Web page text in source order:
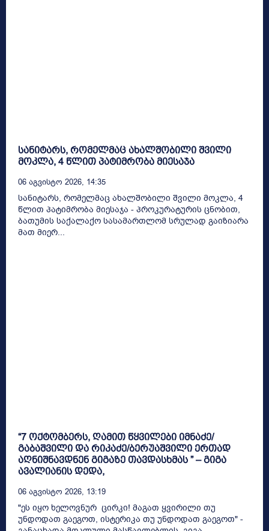
სანიტარს, რომელმაც ახალშობილი შვილი
მოკლა, 4 წლით პატიმრობა მიესაჯა
06 Აგვისტო 2026, 14:35
სანიტარს, რომელმაც ახალშობილი შვილი მოკლა, 4
წლით პატიმრობა მიესაჯა - პროკურატურის ცნობით,
ბათუმის საქალაქო სასამართლომ სრულად გაიზიარა
მათ მიერ...
“7 ოქტომბერს, ღამით წყვილები იმნაძე/
გაბაშვილი და რიკაძე/ბერუაშვილი ერთად
აღნიშნავდნენ გიგაზე თავდასხმას ” – გიგა
ავალიანის დედა,
06 Აგვისტო 2026, 13:19
"ეს იყო ხელოვნურ ცირკი! მაგათ ყვირილი თუ
უნდოდათ გაეგოთ, ისტერიკა თუ უნდოდათ გაეგოთ" -